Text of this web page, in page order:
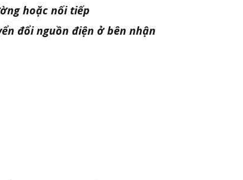
hoặc nối tiếp
đổi nguồn điện ở bên nhận